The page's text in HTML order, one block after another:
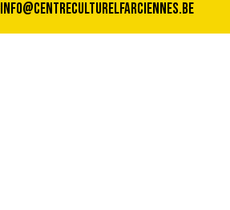
info@centreculturelfarciennes.be